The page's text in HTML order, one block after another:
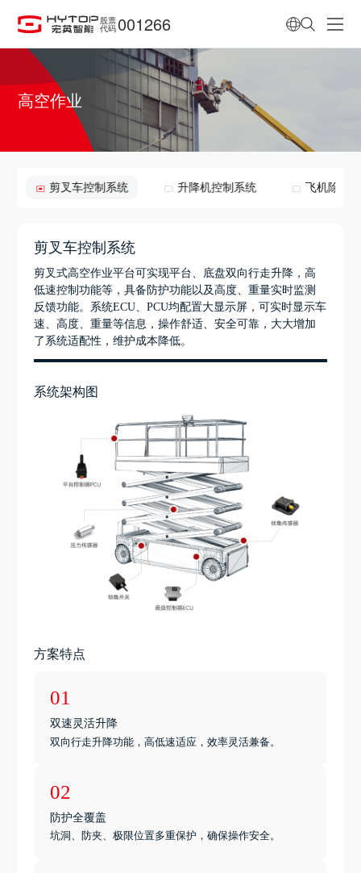
股票
代码 001266
高空作业
剪叉车控制系统 升降机控制系统 飞机除冰
剪叉车控制系统
剪叉式高空作业平台可实现平台、底盘双向行走升降，高
低速控制功能等，具备防护功能以及高度、重量实时监测
反馈功能。系统ECU、PCU均配置大显示屏，可实时显示车
速、高度、重量等信息，操作舒适、安全可靠，大大增加
了系统适配性，维护成本降低。
系统架构图
方案特点
01
双速灵活升降
双向行走升降功能，高低速适应，效率灵活兼备。
02
防护全覆盖
坑洞、防夹、极限位置多重保护，确保操作安全。